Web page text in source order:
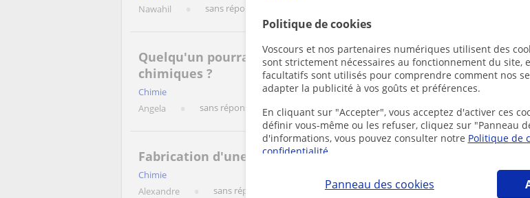
Politique de cookies
Voscours et nos partenaires numériques utilisent des
sont strictement nécessaires au fonctionnement du site,
facultatifs sont utilisés pour comprendre comment nos
adapter la publicité à vos goûts et préférences.
En cliquant sur "Accepter", vous acceptez d'activer ces
définir vous-même ou les refuser, cliquez sur "Panneau
d'informations, vous pouvez consulter notre Politique de
confidentialité.
Panneau des cookies
Nawahil
sans réponse
Quelqu'un pourrait-il me fournir les catégories de ces produits
chimiques ?
Chimie
Angela
sans réponse
Fabrication d'une solution de sulfites
Chimie
Alexandre
sans réponse